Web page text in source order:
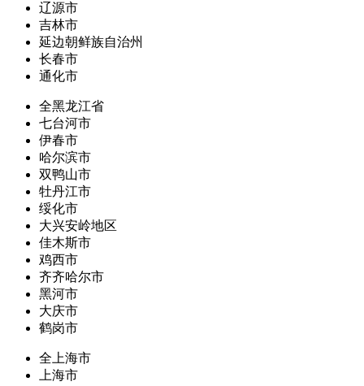
辽源市
吉林市
延边朝鲜族自治州
长春市
通化市
全黑龙江省
七台河市
伊春市
哈尔滨市
双鸭山市
牡丹江市
绥化市
大兴安岭地区
佳木斯市
鸡西市
齐齐哈尔市
黑河市
大庆市
鹤岗市
全上海市
上海市